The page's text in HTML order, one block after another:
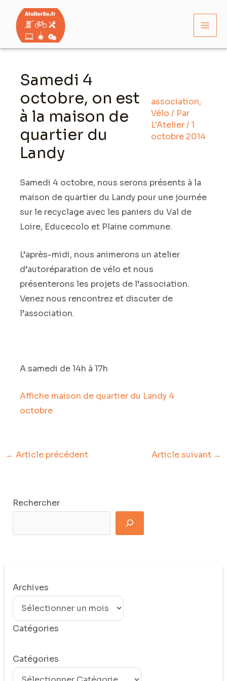
contenu
Samedi 4
octobre, on est
à la maison de
quartier du
Landy
association,
Vélo / Par
L'Atelier/ 1
octobre 2014
Samedi 4 octobre, nous serons présents à la
maison de quartier du Landy pour une journée
sur le recyclage avec les paniers du Val de
Loire, Educecolo et Plaine commune.
L’après-midi, nous animerons un atelier
d’autoréparation de vélo et nous
présenterons les projets de l’association.
Venez nous rencontrez et discuter de
l’association.
A samedi de 14h à 17h
Affiche maison de quartier du Landy 4
octobre
Navigation
articles
← Article précédent Article suivant →
Rechercher
Archives
Catégories
Catégories